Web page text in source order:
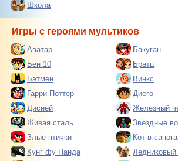
Школа
Игры с героями мультиков
Аватар
Бакуган
Бен 10
Братц
Бэтмен
Винкс
Гарри Поттер
Диего
Дисней
Железный
Живая сталь
Звездные
Злые птички
Кот в
Кунг фу Панда
Ледниковый